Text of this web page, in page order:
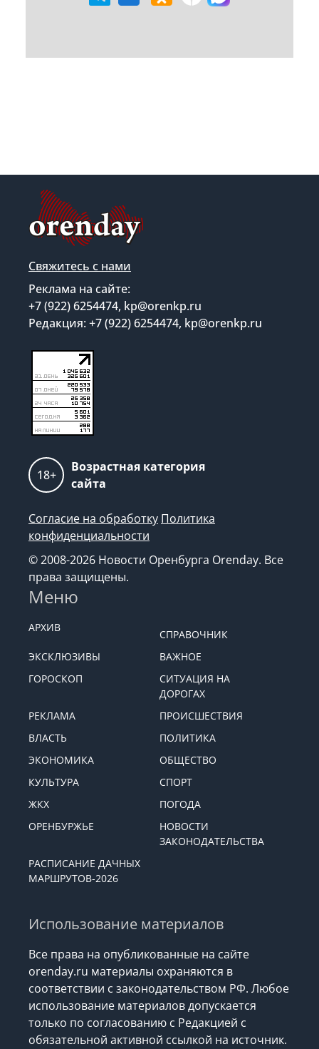
Свяжитесь с нами
Реклама на сайте:
+7 (922) 6254474, kp@orenkp.ru
Редакция: +7 (922) 6254474, kp@orenkp.ru
18+
Возрастная категория
сайта
Согласие на обработку Политика
конфиденциальности
© 2008-2026 Новости Оренбурга Orenday. Все
права защищены.
Меню
АРХИВ
СПРАВОЧНИК
ЭКСКЛЮЗИВЫ
ВАЖНОЕ
ГОРОСКОП
СИТУАЦИЯ НА
ДОРОГАХ
РЕКЛАМА
ПРОИСШЕСТВИЯ
ВЛАСТЬ
ПОЛИТИКА
ЭКОНОМИКА
ОБЩЕСТВО
КУЛЬТУРА
СПОРТ
ЖКХ
ПОГОДА
ОРЕНБУРЖЬЕ
НОВОСТИ
ЗАКОНОДАТЕЛЬСТВА
РАСПИСАНИЕ ДАЧНЫХ
МАРШРУТОВ-2026
Использование материалов
Все права на опубликованные на сайте
orenday.ru материалы охраняются в
соответствии с законодательством РФ. Любое
использование материалов допускается
только по согласованию с Редакцией с
обязательной активной ссылкой на источник.